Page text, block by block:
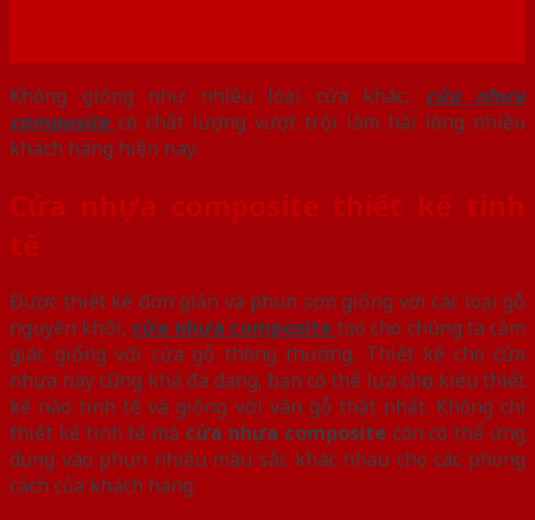
Không giống như nhiều loại cửa khác, cửa nhựa
composite có chất lượng vượt trội làm hài lòng nhiều
khách hàng hiện nay.
Cửa nhựa composite thiết kế tinh
tế
Được thiết kế đơn giản và phun sơn giống với các loại gỗ
nguyên khối, cửa nhựa compositetạo cho chúng ta cảm
giác giống với cửa gỗ thông thường. Thiết kế cho cửa
nhựa này cũng khá đa dạng, bạn có thể lựa chọn kiểu thiết
kế nào tinh tế và giống với vân gỗ thật nhất. Không chỉ
thiết kế tinh tế mà cửa nhựa composite còn có thể ứng
dụng vào phun nhiều màu sắc khác nhau cho các phong
cách của khách hàng.